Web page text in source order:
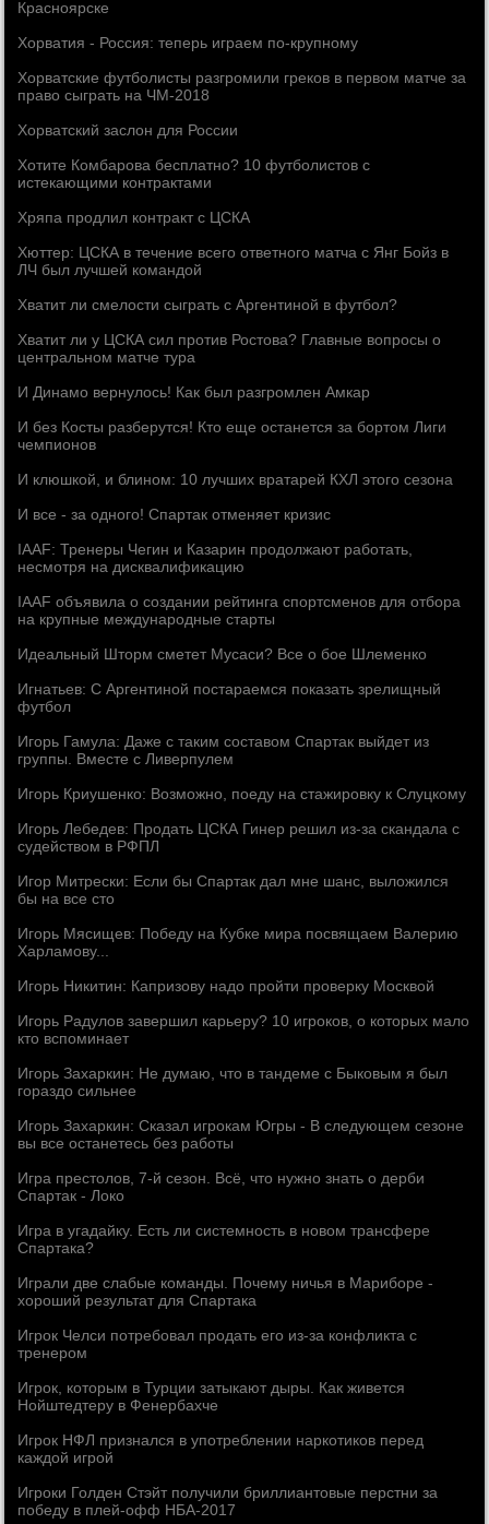
Красноярске
Хорватия - Россия: теперь играем по-крупному
Хорватские футболисты разгромили греков в первом матче за
право сыграть на ЧМ-2018
Хорватский заслон для России
Хотите Комбарова бесплатно? 10 футболистов с
истекающими контрактами
Хряпа продлил контракт с ЦСКА
Хюттер: ЦСКА в течение всего ответного матча с Янг Бойз в
ЛЧ был лучшей командой
Хватит ли смелости сыграть с Аргентиной в футбол?
Хватит ли у ЦСКА сил против Ростова? Главные вопросы о
центральном матче тура
И Динамо вернулось! Как был разгромлен Амкар
И без Косты разберутся! Кто еще останется за бортом Лиги
чемпионов
И клюшкой, и блином: 10 лучших вратарей КХЛ этого сезона
И все - за одного! Спартак отменяет кризис
IAAF: Тренеры Чегин и Казарин продолжают работать,
несмотря на дисквалификацию
IAAF объявила о создании рейтинга спортсменов для отбора
на крупные международные старты
Идеальный Шторм сметет Мусаси? Все о бое Шлеменко
Игнатьев: С Аргентиной постараемся показать зрелищный
футбол
Игорь Гамула: Даже с таким составом Спартак выйдет из
группы. Вместе c Ливерпулем
Игорь Криушенко: Возможно, поеду на стажировку к Слуцкому
Игорь Лебедев: Продать ЦСКА Гинер решил из-за скандала с
судейством в РФПЛ
Игор Митрески: Если бы Спартак дал мне шанс, выложился
бы на все сто
Игорь Мясищев: Победу на Кубке мира посвящаем Валерию
Харламову...
Игорь Никитин: Капризову надо пройти проверку Москвой
Игорь Радулов завершил карьеру? 10 игроков, о которых мало
кто вспоминает
Игорь Захаркин: Не думаю, что в тандеме с Быковым я был
гораздо сильнее
Игорь Захаркин: Сказал игрокам Югры - В следующем сезоне
вы все останетесь без работы
Игра престолов, 7-й сезон. Всё, что нужно знать о дерби
Спартак - Локо
Игра в угадайку. Есть ли системность в новом трансфере
Спартака?
Играли две слабые команды. Почему ничья в Мариборе -
хороший результат для Спартака
Игрок Челси потребовал продать его из-за конфликта с
тренером
Игрок, которым в Турции затыкают дыры. Как живется
Нойштедтеру в Фенербахче
Игрок НФЛ признался в употреблении наркотиков перед
каждой игрой
Игроки Голден Стэйт получили бриллиантовые перстни за
победу в плей-офф НБА-2017